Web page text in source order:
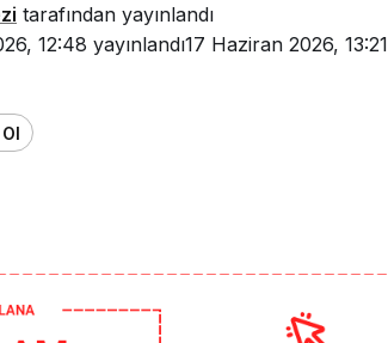
tarafından yayınlandı
12:48 yayınlandı17 Haziran 2026, 13:21